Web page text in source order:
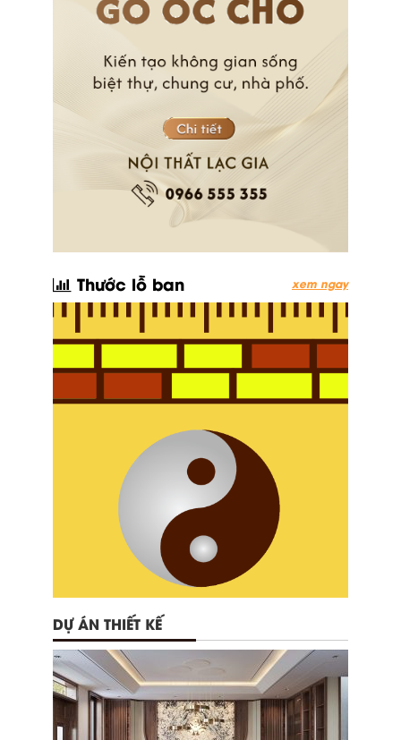
Thước lỗ ban xem ngay
DỰ ÁN THIẾT KẾ